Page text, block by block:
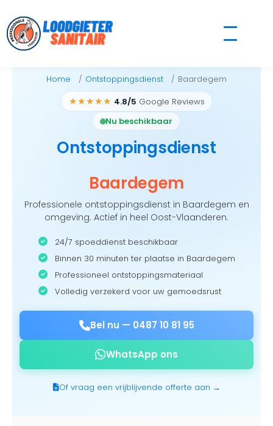
to
content
Home Ontstoppingsdienst Baardegem
★★★★★ 4.8/5 Google Reviews
Nu beschikbaar
Ontstoppingsdienst
Baardegem
Professionele ontstoppingsdienst in Baardegem en
omgeving. Actief in heel Oost-Vlaanderen.
24/7 spoeddienst beschikbaar
Binnen 30 minuten ter plaatse in Baardegem
Professioneel ontstoppingsmateriaal
Volledig verzekerd voor uw gemoedsrust
Bel nu — 0487 10 81 95
WhatsApp ons
Of vraag een vrijblijvende offerte aan →